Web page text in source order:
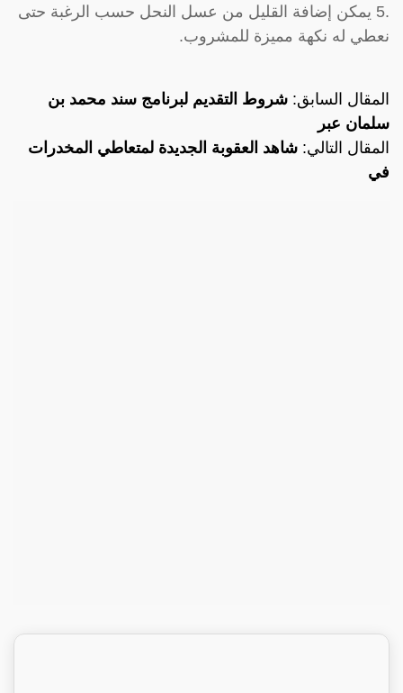
.5 يمكن إضافة القليل من عسل النحل حسب الرغبة حتى
نعطي له نكهة مميزة للمشروب.
المقال السابق: شروط التقديم لبرنامج سند محمد بن
سلمان عبر
المقال التالي: شاهد العقوبة الجديدة لمتعاطي المخدرات
في